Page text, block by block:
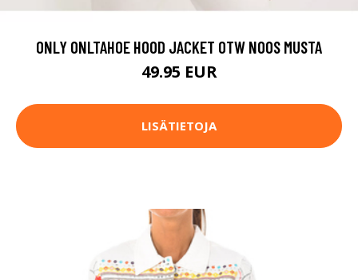
ONLY ONLTAHOE HOOD JACKET OTW NOOS MUSTA
49.95 EUR
LISÄTIETOJA